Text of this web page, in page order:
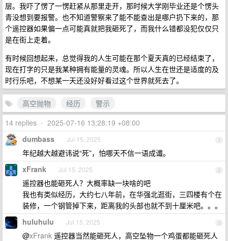
层。我吓了愣了一愣赶紧从那里走开，那时候大学刚毕业还是个愣头
青没想到要报警。也不知道警察来了能不能查出是哪户扔下来的，那
个遥控器如果偏一点可能真就把我砸死了，而我什么错都没犯仅仅只
是在街上走着。
有时候回想起来，总觉得我的人生可能在那个夏天真的已经结束了，
现在打字的只是我某种拥有能量的灵魂。所以人生在世还是适度的及
时行乐吧，不想某一天还没好好看过这个世界就死去了。
高空抛物 经历
警示
14 replies • 2025-07-16 13:28:19 +08:00
1
dumbass Jul 15, 2025
年纪越大越避讳说“死”，怕哪天不信一语成谶。
2
xFrank Jul 15, 2025
遥控器也能砸死人？大概率缺一块啥的吧
我也有类似经历，大约七八年前，在华强北逛街，三四楼有个在
装修，一个钢管掉下来，距离我的头部也就不到十厘米吧。。。
3
huluhulu Jul 15, 2025
@xFrank 遥控器当然能砸死人，高空坠物一个鸡蛋都能砸死人